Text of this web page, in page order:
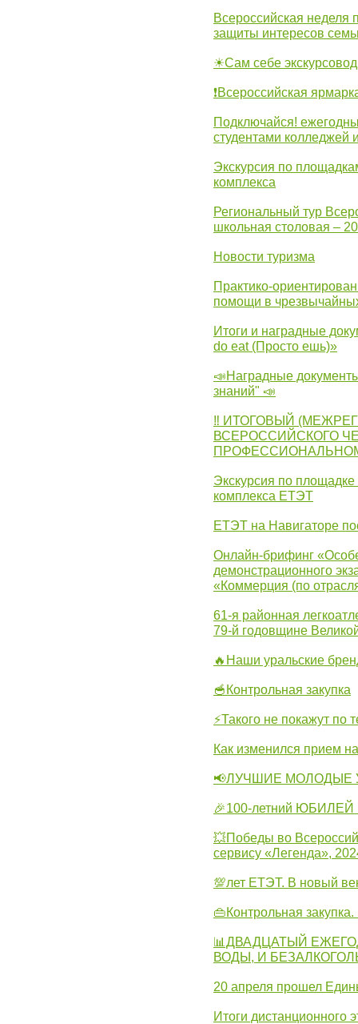
Всероссийская
защиты интересов
☀Сам себе экскурсовод
❗Всероссийская
Подключайся!
студентами колледжей
Экскурсия по
комплекса
Региональный тур
школьная столовая –
Новости туризма
Практико-
помощи в
Итоги и наградные
do eat (Просто ешь)»
📣Наградные
знаний" 📣
‼ ИТОГОВЫЙ
ВСЕРОССИЙСКОГО
Экскурсия по
комплекса ЕТЭТ
ЕТЭТ на Навигаторе
Онлайн-брифинг
демонстрационного
«Коммерция (по
61-я районная
79-й годовщине
🔥Наши уральские
🥣Контрольная закупка
⚡Такого не покажут по
Как изменился прием
📢ЛУЧШИЕ МОЛОДЫЕ
🎉100-летний ЮБИЛЕЙ
💥Победы во
сервису «Легенда»,
💯лет ЕТЭТ. В новый
👜Контрольная
📊ДВАДЦАТЫЙ
ВОДЫ, И
20 апреля прошел
Итоги дистанционного